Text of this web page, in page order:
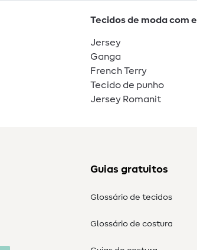
Tecidos de moda com
Jersey
Ganga
French Terry
Tecido de punho
Jersey Romanit
Guias gratuitos
Glossário de tecidos
Glossário de costura